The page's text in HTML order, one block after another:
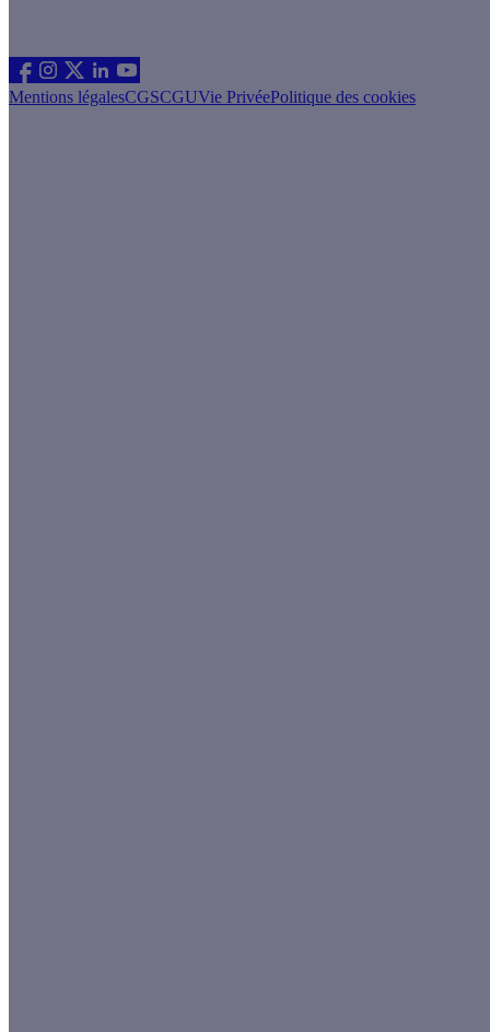
Mentions légalesCGSCGUVie PrivéePolitique des cookies